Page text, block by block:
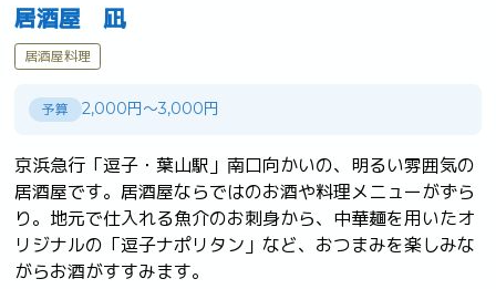
居酒屋 凪
居酒屋料理
予算 2,000円～3,000円
京浜急行「逗子・葉山駅」南口向かいの、明るい雰囲気の
居酒屋です。居酒屋ならではのお酒や料理メニューがずら
り。地元で仕入れる魚介のお刺身から、中華麺を用いたオ
リジナルの「逗子ナポリタン」など、おつまみを楽しみな